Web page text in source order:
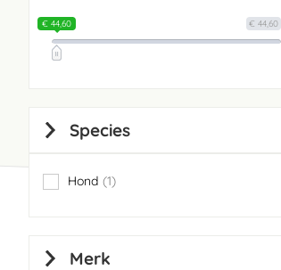
€ 44,60
€ 44,60
Species
Hond 1
item
Merk